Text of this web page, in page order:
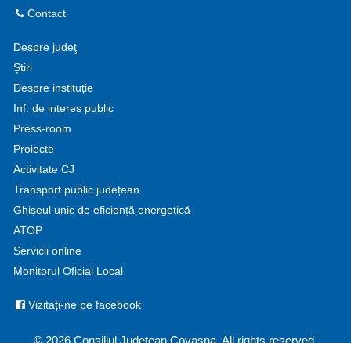
Contact
Despre judeţ
Știri
Despre instituție
Inf. de interes public
Press-room
Proiecte
Activitate CJ
Transport public județean
Ghișeul unic de eficiență energetică
ATOP
Servicii online
Monitorul Oficial Local
Vizitați-ne pe facebook